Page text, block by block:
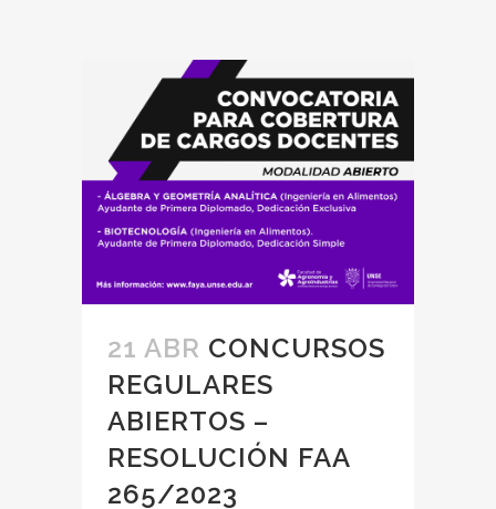
21 ABR CONCURSOS
REGULARES
ABIERTOS –
RESOLUCIÓN FAA
265/2023